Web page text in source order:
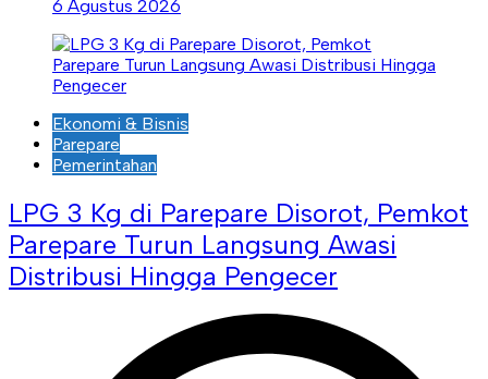
6 Agustus 2026
Ekonomi & Bisnis
Parepare
Pemerintahan
LPG 3 Kg di Parepare Disorot, Pemkot
Parepare Turun Langsung Awasi
Distribusi Hingga Pengecer